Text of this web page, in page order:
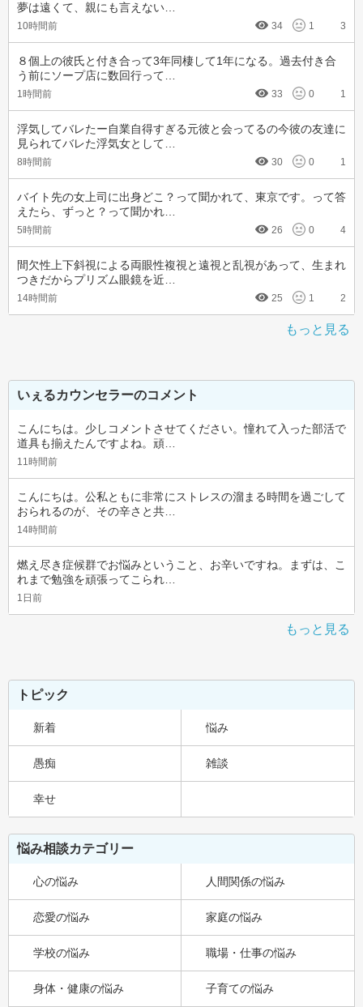
夢は遠くて、親にも言えない…
10時間前 34 1 3
８個上の彼氏と付き合って3年同棲して1年になる。過去付き合
う前にソープ店に数回行って…
1時間前 33 0 1
浮気してバレたー自業自得すぎる元彼と会ってるの今彼の友達に
見られてバレた浮気女として…
8時間前 30 0 1
バイト先の女上司に出身どこ？って聞かれて、東京です。って答
えたら、ずっと？って聞かれ…
5時間前 26 0 4
間欠性上下斜視による両眼性複視と遠視と乱視があって、生まれ
つきだからプリズム眼鏡を近…
14時間前 25 1 2
もっと見る
いぇるカウンセラーのコメント
こんにちは。少しコメントさせてください。憧れて入った部活で
道具も揃えたんですよね。頑…
11時間前
こんにちは。公私ともに非常にストレスの溜まる時間を過ごして
おられるのが、その辛さと共…
14時間前
燃え尽き症候群でお悩みということ、お辛いですね。まずは、こ
れまで勉強を頑張ってこられ…
1日前
もっと見る
トピック
新着 悩み
愚痴 雑談
幸せ
悩み相談カテゴリー
心の悩み 人間関係の悩み
恋愛の悩み 家庭の悩み
学校の悩み 職場・仕事の悩み
身体・健康の悩み 子育ての悩み